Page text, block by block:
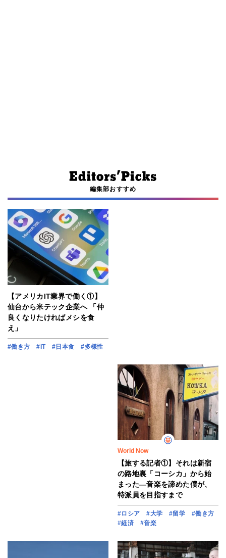
編集部おすすめ
【アメリカIT業界で働く①】
仙台から米テック企業へ 「仲
良くなりたければメシを食
え」
#働き方 #IT #日本食 #多様性
World Now
【旅する記者①】それは新宿
の路地裏「コーシカ」から始
まった―音楽を諦めた僕が、
特派員を目指すまで
#ロシア #大学 #留学
#働き方
#経済
#音楽